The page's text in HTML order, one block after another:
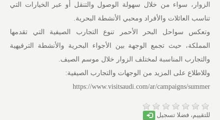
الزوار، سواء من خلال سهولة الوصول والتنقل أو عبر الخيارات التي
تناسب العائلات والأفراد ومحبي الأنشطة البحرية.
وتعكس سواحل البحر الأحمر تنوع التجارب الصيفية التي تقدمها
المملكة، حيث تجمع الوجهة بين الأجواء البحرية والأنشطة الترفيهية
والتجارب المناسبة لمختلف الزوار خلال موسم الصيف.
وللاطلاع على المزيد من الوجهات والتجارب الصيفية:
https://www.visitsaudi.com/ar/campaigns/summer
للتقييم، فضلا تسجيل